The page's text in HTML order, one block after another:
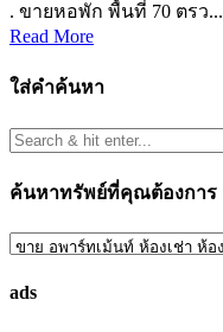
. ขายหอพัก พื้นที่ 70 ตรว...
Read More
ใส่คำค้นหา
ค้นหาทรัพย์ที่คุณต้องการ
ค้นหา
ที่
ads